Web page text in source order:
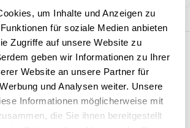
um Inhalte und Anzeigen zu
für soziale Medien anbieten
Zugriffe auf unsere Website zu
geben wir Informationen zu Ihrer
Website an unsere Partner für
und Analysen weiter. Unsere
Informationen möglicherweise mit
die Sie ihnen bereitgestellt